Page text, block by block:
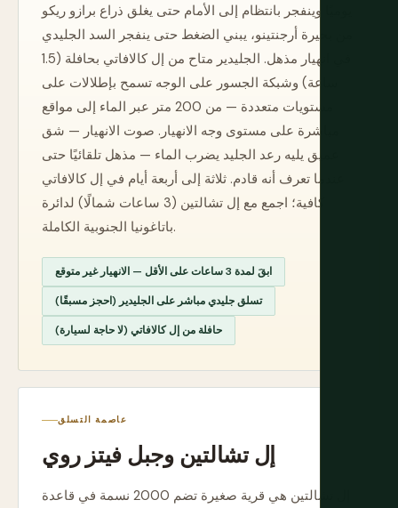
يوميًا وينفجر بانتظام إلى الأمام حتى يغلق ذراع برازو ريكو
من بحيرة أرجنتينو، يبني الضغط حتى ينفجر السد الجليدي
في انهيار مذهل. الجليدير متاح من إل كالافاتي بحافلة (1.5
ساعة) وشبكة الجسور على الوجه تسمح بإطلالات على
مستويات متعددة — من 200 متر عبر الماء إلى مواقع
مباشرة على مستوى وجه الانهيار. صوت الانهيار — شق
عميق يليه رعد الجليد يضرب الماء — مذهل تلقائيًا حتى
عندما تعرف أنه قادم. ثلاثة إلى أربعة أيام في إل كالافاتي
كافية؛ اجمع مع إل تشالتين (3 ساعات شمالًا) لدائرة
باتاغونيا الجنوبية الكاملة.
ابقَ لمدة 3 ساعات على الأقل — الانهيار غير متوقع
تسلق جليدي مباشر على الجليدير (احجز مسبقًا)
حافلة من إل كالافاتي (لا حاجة لسيارة)
عاصمة التسلق
إل تشالتين وجبل فيتز روي
إل تشالتين هي قرية صغيرة تضم 2000 نسمة في قاعدة